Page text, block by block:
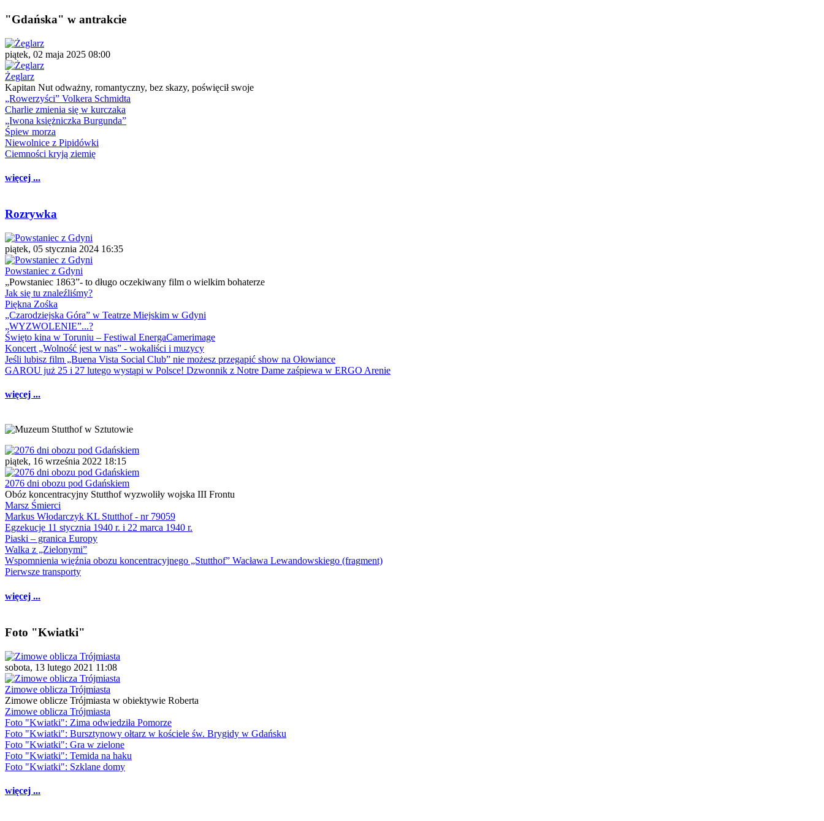
"Gdańska" w antrakcie
piątek, 02 maja 2025 08:00
Żeglarz
Kapitan Nut odważny, romantyczny, bez skazy, poświęcił swoje
„Rowerzyści” Volkera Schmidta
Charlie zmienia się w kurczaka
„Iwona księżniczka Burgunda”
Śpiew morza
Niewolnice z Pipidówki
Ciemności kryją ziemię
więcej ...
Rozrywka
piątek, 05 stycznia 2024 16:35
Powstaniec z Gdyni
„Powstaniec 1863”- to długo oczekiwany film o wielkim bohaterze
Jak się tu znaleźliśmy?
Piękna Zośka
„Czarodziejska Góra” w Teatrze Miejskim w Gdyni
„WYZWOLENIE”...?
Święto kina w Toruniu – Festiwal EnergaCamerimage
Koncert „Wolność jest w nas” - wokaliści i muzycy
Jeśli lubisz film „Buena Vista Social Club” nie możesz przegapić show na Ołowiance
GAROU już 25 i 27 lutego wystąpi w Polsce! Dzwonnik z Notre Dame zaśpiewa w ERGO Arenie
więcej ...
piątek, 16 września 2022 18:15
2076 dni obozu pod Gdańskiem
Obóz koncentracyjny Stutthof wyzwoliły wojska III Frontu
Marsz Śmierci
Markus Włodarczyk KL Stutthof - nr 79059
Egzekucje 11 stycznia 1940 r. i 22 marca 1940 r.
Piaski – granica Europy
Walka z „Zielonymi”
Wspomnienia więźnia obozu koncentracyjnego „Stutthof” Wacława Lewandowskiego (fragment)
Pierwsze transporty
więcej ...
Foto "Kwiatki"
sobota, 13 lutego 2021 11:08
Zimowe oblicza Trójmiasta
Zimowe oblicze Trójmiasta w obiektywie Roberta
Zimowe oblicza Trójmiasta
Foto "Kwiatki": Zima odwiedziła Pomorze
Foto "Kwiatki": Bursztynowy ołtarz w kościele św. Brygidy w Gdańsku
Foto "Kwiatki": Gra w zielone
Foto "Kwiatki": Temida na haku
Foto "Kwiatki": Szklane domy
więcej ...